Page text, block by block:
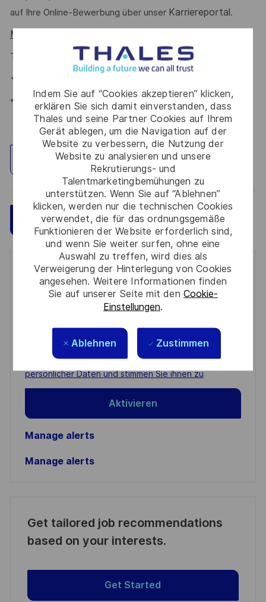
Indem Sie auf “Cookies akzeptieren” klicken,
erklären Sie sich damit einverstanden, dass
Thales und seine Partner Cookies auf Ihrem
Gerät ablegen, um die Navigation auf der
Website zu verbessern, die Nutzung der
Website zu analysieren und unsere
Rekrutierungs- und
Talentmarketingbemühungen zu
unterstützen. Wenn Sie auf “Ablehnen”
klicken, werden nur die technischen Cookies
verwendet, die für das ordnungsgemäße
Funktionieren der Website erforderlich sind,
und wenn Sie weiter surfen, ohne eine
Auswahl zu treffen, wird dies als
Verweigerung der Hinterlegung von Cookies
angesehen. Weitere Informationen finden
Sie auf unserer Seite mit den Cookie-
Einstellungen.
Ablehnen Zustimmen
auf Ihre Online-Bewerbung über unser Karriereportal.
Melanie Brunnenkan
Talent Acquisition Partnerin
+49 731 40729 746
*Human Intelligence
Standort erkunden
Jetzt bewerben Speichern
Get notified for similar jobs
You'll receive updates once a week
address
(Required)
Required
Prüfen Sie die Bedingungen für die Verarbeitung
persönlicher Daten und stimmen Sie ihnen zu
Aktivieren
Manage alerts
Manage alerts
Get tailored job recommendations
based on your interests.
Get Started